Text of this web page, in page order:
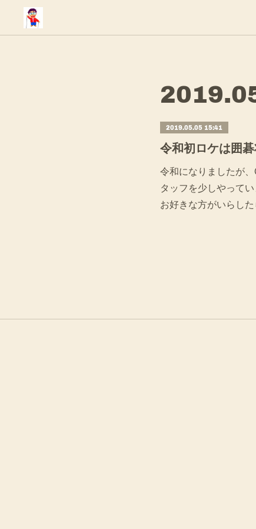
2019.
2019.05.05 15:41
令和初ロケは囲
令和になりましたが
タッフを少しやって
お好きな方がいらし